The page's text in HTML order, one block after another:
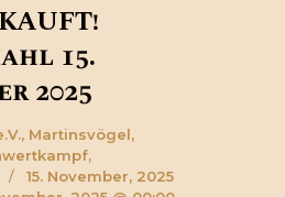
15.
2025
Martinsvögel,
15. November, 2025